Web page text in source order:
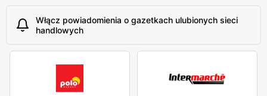
Włącz powiadomienia o gazetkach ulubionych sieci
handlowych